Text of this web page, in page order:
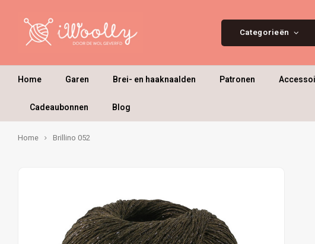
Categorieën
Home Garen Brei- en haaknaalden Patronen
Cadeaubonnen Blog
Home Brillino 052